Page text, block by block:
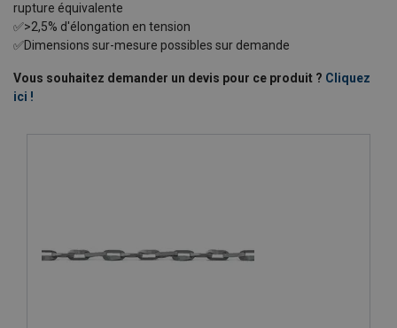
rupture équivalente
✅>2,5% d'élongation en tension
✅Dimensions sur-mesure possibles sur demande
Vous souhaitez demander un devis pour ce produit ? Cliquez
ici !